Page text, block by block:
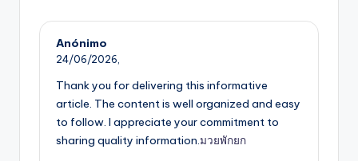
Anónimo
24/06/2026,
Thank you for delivering this informative
article. The content is well organized and easy
to follow. I appreciate your commitment to
sharing quality information. มวยพักยก